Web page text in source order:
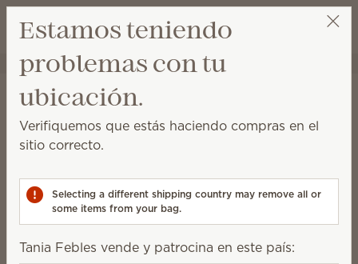
Lista de
Ver el carrito
Tania Febles Obtener un enlace de beneficios
Todos los calentadores
Explora Calentadores Scentsy de alta calidad, todos
acogedor,
Enliven
creativo
intencional,
Estamos teniendo
problemas con tu
ubicación.
Verifiquemos que estás haciendo compras en el
sitio correcto.
Selecting a different shipping country may remove all or
some items from your bag.
Tania Febles vende y patrocina en este país: